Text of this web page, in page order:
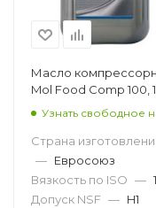
Масло
Mol Food Comp 100,
Узнать свободное
Страна
— Евросоюз
Вязкость по ISO —
Допуск NSF — H1